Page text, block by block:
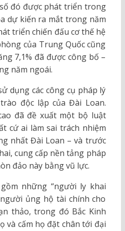
đó được phát triển trong
dự kiến ra mắt trong năm
triển chiến đấu cơ thế hệ
của Trung Quốc cũng
7,1% đã được công bố –
năm ngoái.
dụng các công cụ pháp lý
độc lập của Đài Loan.
đã đề xuất một bộ luật
cứ ai làm sai trách nhiệm
nhất Đài Loan – và trước
cung cấp nền tảng pháp
đảo này bằng vũ lực.
những “người ly khai
ủng hộ tài chính cho
thảo, trong đó Bắc Kinh
và cấm họ đặt chân tới đại